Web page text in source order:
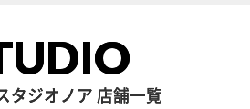
タジオノア 店舗一覧